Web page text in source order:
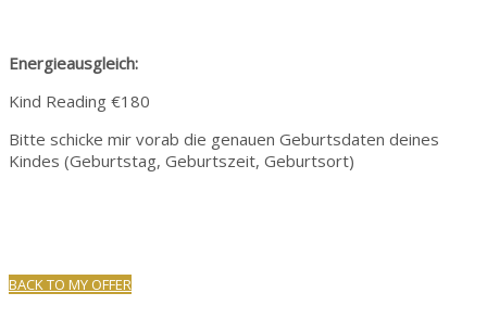
Energieausgleich:
Kind Reading €180
Bitte schicke mir vorab die genauen Geburtsdaten deines
Kindes (Geburtstag, Geburtszeit, Geburtsort)
BACK TO MY OFFER